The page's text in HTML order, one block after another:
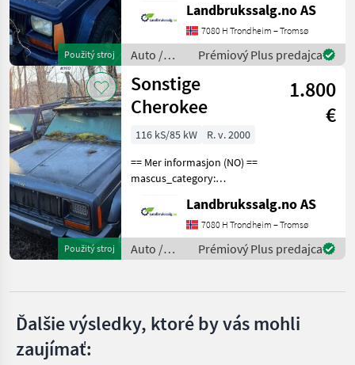
Skoda
Mercedes
Ford
Fiat
Nissan
Zobraziť
všetkých
19
MODEL
Cherokee
MARKETPLACE
Použitý stroj
reference number upon
request: 7918 See
en.landbrukssalg.no/7918
for more images
Specificatio
Landbrukssalg.no AS
7080 H Trondheim – Tromsø
Auto /
Motocykle
/ Sonstige
Prémiový Plus predajca
Použitý stroj
Sonstige
Cherokee
1.800
€
116 kS/85 kW
R. v. 2000
== Mer informasjon (NO) ==
mascus_category:
reference number upon
request: 7917 See
en.landbrukssalg.no/7917
for more images
Landbrukssalg.no AS
7080 H Trondheim – Tromsø
Auto /
Motocykle
Prémiový Plus predajca
Ďalšie výsledky, ktoré by vás mohli
zaujímať: